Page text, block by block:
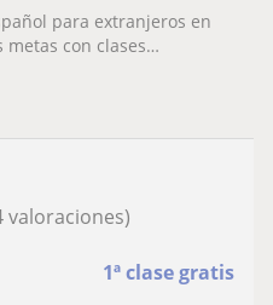
para extranjeros en
con clases
1ª clase gratis
valoraciones)